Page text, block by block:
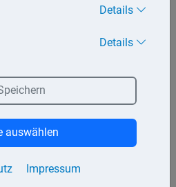
oder -kuren werden von der
Zeit voraussichtlich zu einer
oder die Verschlimmerung
zu vermeiden.
Details
Details
Impressum
auswählen